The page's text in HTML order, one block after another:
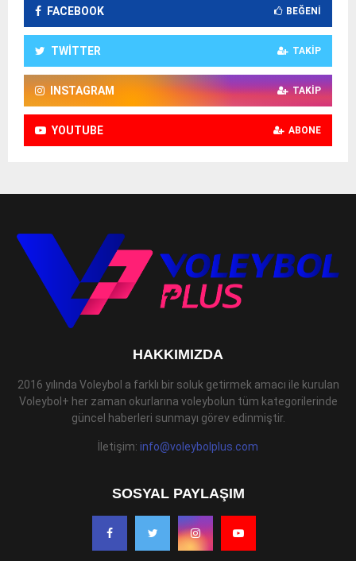
FACEBOOK BEĞENI
TWITTER TAKIP
INSTAGRAM TAKIP
YOUTUBE ABONE
HAKKIMIZDA
2016 yılında Voleybol a farklı bir soluk getirmek amacı ile kurulan
Voleybol+ her zaman okurlarına voleybolun tüm kategorilerinde
güncel haberleri sunmayı görev edinmiştir.
İletişim: info@voleybolplus.com
SOSYAL PAYLAŞIM